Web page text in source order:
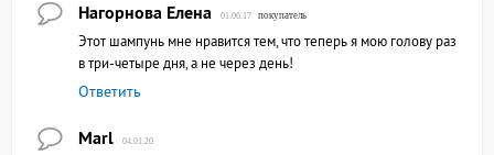
Нагорнова Елена 01.06.17 покупатель
Этот шампунь мне нравится тем, что теперь я мою голову раз
в три-четыре дня, а не через день!
Ответить
Marl 04.01.20